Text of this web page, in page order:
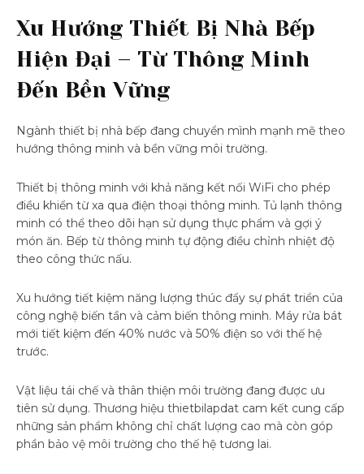
Xu Hướng Thiết Bị Nhà Bếp
Hiện Đại – Từ Thông Minh
Đến Bền Vững
Ngành thiết bị nhà bếp đang chuyển mình mạnh mẽ theo
hướng thông minh và bền vững môi trường.
Thiết bị thông minh với khả năng kết nối WiFi cho phép
điều khiển từ xa qua điện thoại thông minh. Tủ lạnh thông
minh có thể theo dõi hạn sử dụng thực phẩm và gợi ý
món ăn. Bếp từ thông minh tự động điều chỉnh nhiệt độ
theo công thức nấu.
Xu hướng tiết kiệm năng lượng thúc đẩy sự phát triển của
công nghệ biến tần và cảm biến thông minh. Máy rửa bát
mới tiết kiệm đến 40% nước và 50% điện so với thế hệ
trước.
Vật liệu tái chế và thân thiện môi trường đang được ưu
tiên sử dụng. Thương hiệu thietbilapdat cam kết cung cấp
những sản phẩm không chỉ chất lượng cao mà còn góp
phần bảo vệ môi trường cho thế hệ tương lai.